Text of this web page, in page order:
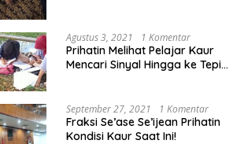
Agustus 3, 2021 1 Komentar
Prihatin Melihat Pelajar Kaur
Mencari Sinyal Hingga ke Tepi
Segera Bertindak
September 27, 2021 1 Komentar
Fraksi Se’ase Se’ijean Prihatin
Kondisi Kaur Saat Ini!